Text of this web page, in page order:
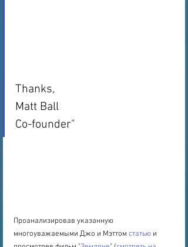
Thanks,
Matt Ball
Co-founder"
Проанализировав указанную
многоуважаемыми Джо и Мэттом статью и